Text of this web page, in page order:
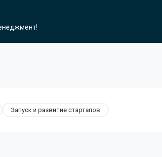
Запуск и развитие стартапов